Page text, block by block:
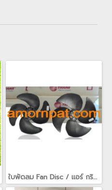
ใบพัดลม Fan Disc / แอร์ กริลล์ air grille / fan guard สำหรับ เครื่องปรับอากาศ อะไหล่ Trane เทรน